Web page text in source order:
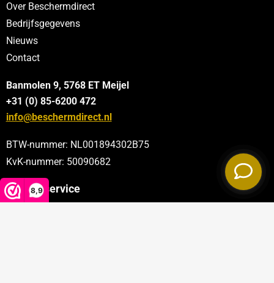
8,9
Over Beschermdirect
Bedrijfsgegevens
Nieuws
Contact
Banmolen 9, 5768 ET Meijel
+31 (0) 85-6200 472
info@beschermdirect.nl
BTW-nummer: NL001894302B75
KvK-nummer: 50090682
Klantenservice